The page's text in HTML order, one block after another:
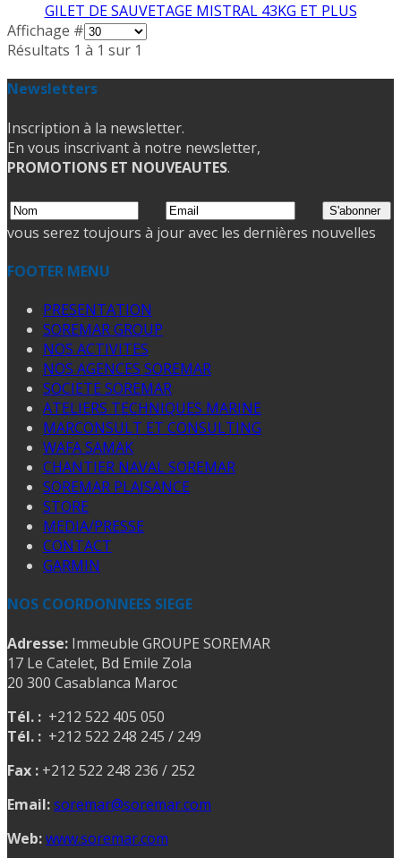
GILET DE SAUVETAGE MISTRAL 43KG ET PLUS
Affichage #
Résultats 1 à 1 sur 1
Newsletters
Inscription à la newsletter.
En vous inscrivant à notre newsletter,
PROMOTIONS ET NOUVEAUTES.
vous serez toujours à jour avec les dernières nouvelles
FOOTER MENU
PRESENTATION
SOREMAR GROUP
NOS ACTIVITES
NOS AGENCES SOREMAR
SOCIETE SOREMAR
ATELIERS TECHNIQUES MARINE
MARCONSULT ET CONSULTING
WAFA SAMAK
CHANTIER NAVAL SOREMAR
SOREMAR PLAISANCE
STORE
MEDIA/PRESSE
CONTACT
GARMIN
NOS COORDONNEES SIEGE
Adresse: Immeuble GROUPE SOREMAR
17 Le Catelet, Bd Emile Zola
20 300 Casablanca Maroc
Tél. : +212 522 405 050
Tél. : +212 522 248 245 / 249
Fax : +212 522 248 236 / 252
Email:soremar@soremar.com
Web:www.soremar.com